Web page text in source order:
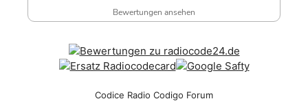
Bewertungen ansehen
Codice Radio Codigo Forum